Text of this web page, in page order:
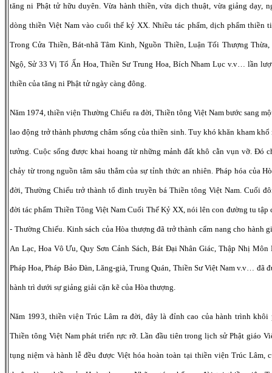
tăng ni Phật tử hữu duyên. Vừa hành thiền, vừa dịch thuật, vừa giảng dạy,
dòng thiền Việt Nam vào cuối thế kỷ XX. Nhiều tác phẩm, dịch phẩm thiền
Trong Cửa Thiền, Bát-nhã Tâm Kinh, Nguồn Thiền, Luận Tối Thượng
Ngộ, Sử 33 Vị Tổ Ấn Hoa, Thiền Sư Trung Hoa, Bích Nham Lục v.v… lần
thiền của tăng ni Phật tử ngày càng đông.
Năm 1974, thiền viện Thường Chiếu ra đời, Thiền tông Việt Nam bước sang
lao động trở thành phương châm sống của thiền sinh. Tuy khó khăn kham
tưởng. Cuộc sống được khai hoang từ những mảnh đất khô cằn vụn vỡ. Đó
chảy từ trong nguồn tâm sâu thẳm của sự tỉnh thức an nhiên. Pháp hóa của
đời, Thường Chiếu trở thành tổ đình truyền bá Thiền tông Việt Nam. Cuối
đời tác phẩm Thiền Tông Việt Nam Cuối Thế Kỷ XX, nói lên con đường tu tập
- Thường Chiếu. Kinh sách của Hòa thượng đã trở thành cẩm nang cho hành
An Lạc, Hoa Vô Ưu, Quy Sơn Cảnh Sách, Bát Đại Nhân Giác, Thập Nhị Môn
Pháp Hoa, Pháp Bảo Đàn, Lăng-già, Trung Quán, Thiền Sư Việt Nam v.v… đã
hành trì dưới sự giảng giải cặn kẽ của Hòa thượng.
Năm 1993, thiền viện Trúc Lâm ra đời, đây là đỉnh cao của hành trình
Thiền tông Việt Nam phát triển rực rỡ. Lần đầu tiên trong lịch sử Phật giáo
tụng niệm và hành lễ đều được Việt hóa hoàn toàn tại thiền viện Trúc Lâm,